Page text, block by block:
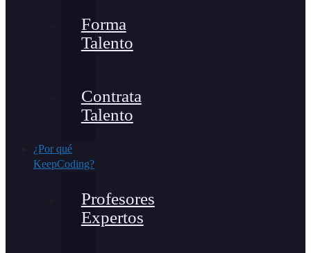
Forma
Talento
Contrata
Talento
¿Por qué
KeepCoding?
Profesores
Expertos